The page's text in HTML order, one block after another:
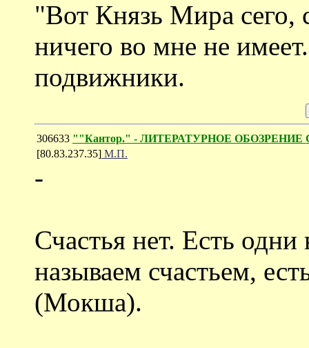
"Вот Князь Мира сего,
ничего во мне не
подвижники.
306633 ""Кантор." - ЛИТЕРАТУРНОЕ ОБОЗРЕНИЕ
[80.83.237.35] М.П.
-
Счастья нет. Есть
называем счастьем,
(Мокша).